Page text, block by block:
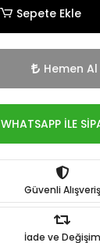
Sepete Ekle
Hemen Al
WHATSAPP İLE
Güvenli Alışveriş
İade ve Değişim